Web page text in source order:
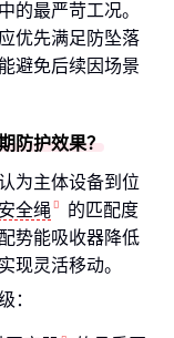
的最严苛工况。
优先满足防坠落
避免后续因场景
防护效果？
为主体设备到位
安全绳
的匹配度
势能吸收器降低
现灵活移动。
：